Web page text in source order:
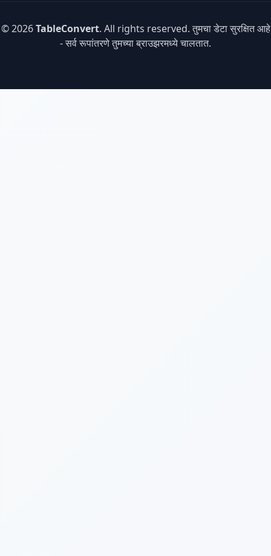
© 2026TableConvert. All rights reserved. तुमचा डेटा सुरक्षित आहे
- सर्व रूपांतरणे तुमच्या ब्राउझरमध्ये चालतात.